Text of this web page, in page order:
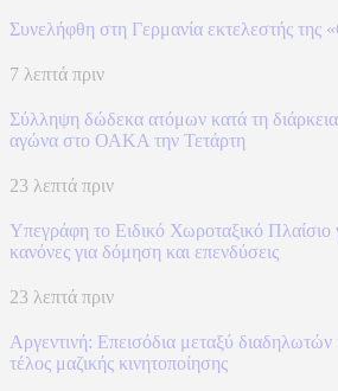
Συνελήφθη στη Γερμανία εκτελεστής της
7 λεπτά πριν
Σύλληψη δώδεκα ατόμων κατά τη
αγώνα στο ΟΑΚΑ την Τετάρτη
23 λεπτά πριν
Υπεγράφη το Ειδικό Χωροταξικό Πλαίσιο
κανόνες για δόμηση και επενδύσεις
23 λεπτά πριν
Αργεντινή: Επεισόδια μεταξύ διαδηλωτών
τέλος μαζικής κινητοποίησης